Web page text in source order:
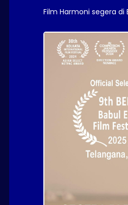
Film Harmoni segera di